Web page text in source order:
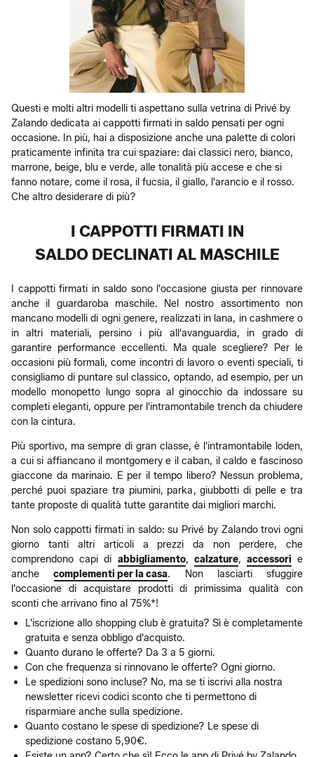
Questi e molti altri modelli ti aspettano sulla vetrina di Privé by
Zalando dedicata ai cappotti firmati in saldo pensati per ogni
occasione. In più, hai a disposizione anche una palette di colori
praticamente infinita tra cui spaziare: dai classici nero, bianco,
marrone, beige, blu e verde, alle tonalità più accese e che si
fanno notare, come il rosa, il fucsia, il giallo, l'arancio e il rosso.
Che altro desiderare di più?
I CAPPOTTI FIRMATI IN
SALDO DECLINATI AL MASCHILE
I cappotti firmati in saldo sono l'occasione giusta per rinnovare
anche il guardaroba maschile. Nel nostro assortimento non
mancano modelli di ogni genere, realizzati in lana, in cashmere o
in altri materiali, persino i più all'avanguardia, in grado di
garantire performance eccellenti. Ma quale scegliere? Per le
occasioni più formali, come incontri di lavoro o eventi speciali, ti
consigliamo di puntare sul classico, optando, ad esempio, per un
modello monopetto lungo sopra al ginocchio da indossare su
completi eleganti, oppure per l'intramontabile trench da chiudere
con la cintura.
Più sportivo, ma sempre di gran classe, è l'intramontabile loden,
a cui si affiancano il montgomery e il caban, il caldo e fascinoso
giaccone da marinaio. E per il tempo libero? Nessun problema,
perché puoi spaziare tra piumini, parka, giubbotti di pelle e tra
tante proposte di qualità tutte garantite dai migliori marchi.
Non solo cappotti firmati in saldo: su Privé by Zalando trovi ogni
giorno tanti altri articoli a prezzi da non perdere, che
comprendono capi di abbigliamento, calzature, accessori e
anchecomplementi per la casa. Non lasciarti sfuggire
l'occasione di acquistare prodotti di primissima qualità con
sconti che arrivano fino al 75%*!
L'iscrizione allo shopping club è gratuita? Sì è completamente
gratuita e senza obbligo d'acquisto.
Quanto durano le offerte? Da 3 a 5 giorni.
Con che frequenza si rinnovano le offerte? Ogni giorno.
Le spedizioni sono incluse? No, ma se ti iscrivi alla nostra
newsletter ricevi codici sconto che ti permettono di
risparmiare anche sulla spedizione.
Quanto costano le spese di spedizione? Le spese di
spedizione costano 5,90€.